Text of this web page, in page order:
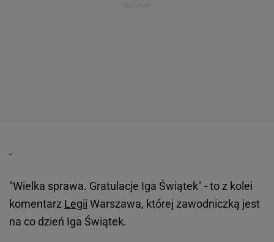
"Wielka sprawa. Gratulacje Iga Świątek" - to z kolei
komentarz Legii Warszawa, której zawodniczką jest
na co dzień Iga Świątek.